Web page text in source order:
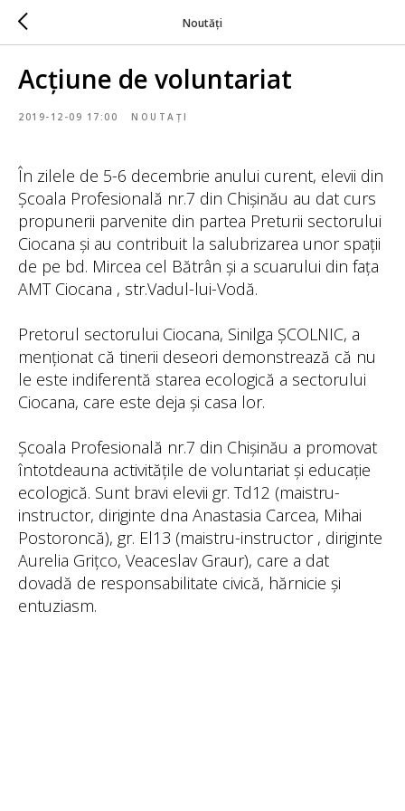
Noutăți
Acțiune de voluntariat
2019-12-09 17:00 NOUTAȚI
În zilele de 5-6 decembrie anului curent, elevii din
Școala Profesională nr.7 din Chișinău au dat curs
propunerii parvenite din partea Preturii sectorului
Ciocana și au contribuit la salubrizarea unor spații
de pe bd. Mircea cel Bătrân și a scuarului din fața
AMT Ciocana , str.Vadul-lui-Vodă.
Pretorul sectorului Ciocana, Sinilga ȘCOLNIC, a
menționat că tinerii deseori demonstrează că nu
le este indiferentă starea ecologică a sectorului
Ciocana, care este deja și casa lor.
Școala Profesională nr.7 din Chișinău a promovat
întotdeauna activitățile de voluntariat și educație
ecologică. Sunt bravi elevii gr. Td12 (maistru-
instructor, diriginte dna Anastasia Carcea, Mihai
Postoroncă), gr. El13 (maistru-instructor , diriginte
Aurelia Grițco, Veaceslav Graur), care a dat
dovadă de responsabilitate civică, hărnicie și
entuziasm.